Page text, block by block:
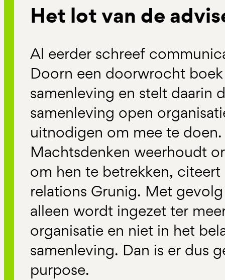
Het lot van de
Al eerder schreef
Doorn een doorwrocht
samenleving en stelt daarin
samenleving open
uitnodigen om mee te
Machtsdenken weerhoudt
om hen te betrekken,
relations Grunig. Met
alleen wordt ingezet ter
organisatie en niet in het
samenleving. Dan is er dus
purpose.